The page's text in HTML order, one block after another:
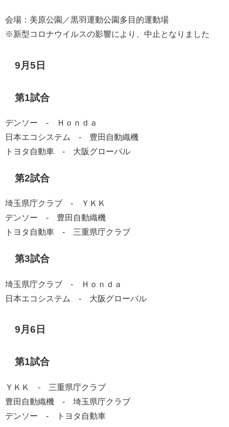
会場：美原公園／黒羽運動公園多目的運動場
※新型コロナウイルスの影響により、中止となりました
9月5日
第1試合
デンソー - Ｈｏｎｄａ
日本エコシステム - 豊田自動織機
トヨタ自動車 - 大阪グローバル
第2試合
埼玉県庁クラブ - ＹＫＫ
デンソー - 豊田自動織機
トヨタ自動車 - 三重県庁クラブ
第3試合
埼玉県庁クラブ - Ｈｏｎｄａ
日本エコシステム - 大阪グローバル
9月6日
第1試合
ＹＫＫ - 三重県庁クラブ
豊田自動織機 - 埼玉県庁クラブ
デンソー - トヨタ自動車